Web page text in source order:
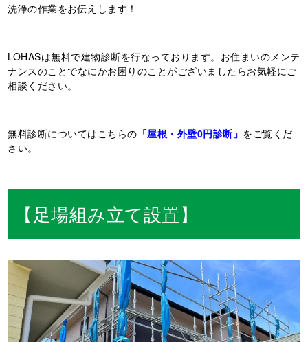
洗浄の作業をお伝えします！
LOHASは無料で建物診断を行なっております。お住まいのメンテ
ナンスのことでなにかお困りのことがございましたらお気軽にご
相談ください。
無料診断についてはこちらの 「屋根・外壁0円診断」 をご覧くだ
さい。
【足場組み立て設置】